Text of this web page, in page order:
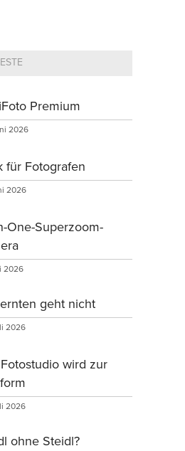
Premium
2026
für Fotografen
2026
One-Superzoom-
2026
geht nicht
2026
wird zur
2026
ohne Steidl?